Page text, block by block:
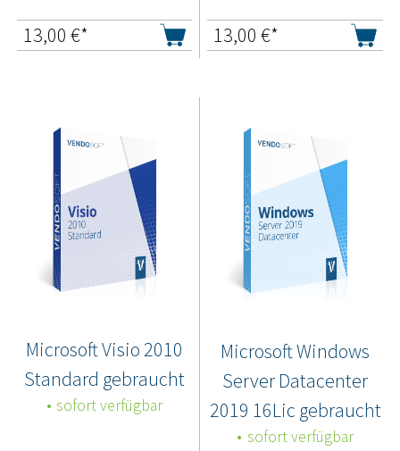
13,00 €* 13,00 €*
Microsoft Visio 2010
Standard gebraucht
sofort verfügbar
Microsoft Windows
Server Datacenter
2019 16Lic gebraucht
sofort verfügbar